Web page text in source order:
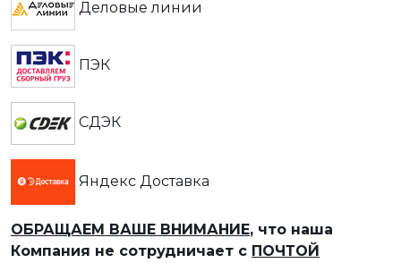
Деловые линии
ПЭК
СДЭК
Яндекс Доставка
ОБРАЩАЕМ ВАШЕ ВНИМАНИЕ, что наша
Компания не сотрудничает с ПОЧТОЙ